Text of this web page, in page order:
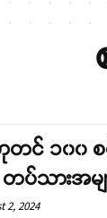
ကုတင် ၁၀၀
ပ်သားအမ
2, 2024